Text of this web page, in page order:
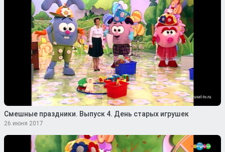
Смешные праздники. Выпуск 4. День старых игрушек
26 июня 2017